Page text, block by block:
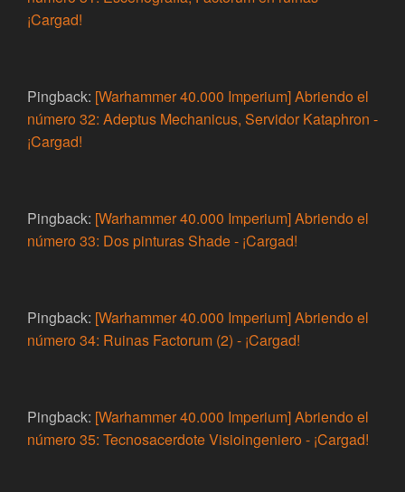
¡Cargad!
Pingback: [Warhammer 40.000 Imperium] Abriendo el
número 32: Adeptus Mechanicus, Servidor Kataphron -
¡Cargad!
Pingback: [Warhammer 40.000 Imperium] Abriendo el
número 33: Dos pinturas Shade - ¡Cargad!
Pingback: [Warhammer 40.000 Imperium] Abriendo el
número 34: Ruinas Factorum (2) - ¡Cargad!
Pingback: [Warhammer 40.000 Imperium] Abriendo el
número 35: Tecnosacerdote Visioingeniero - ¡Cargad!